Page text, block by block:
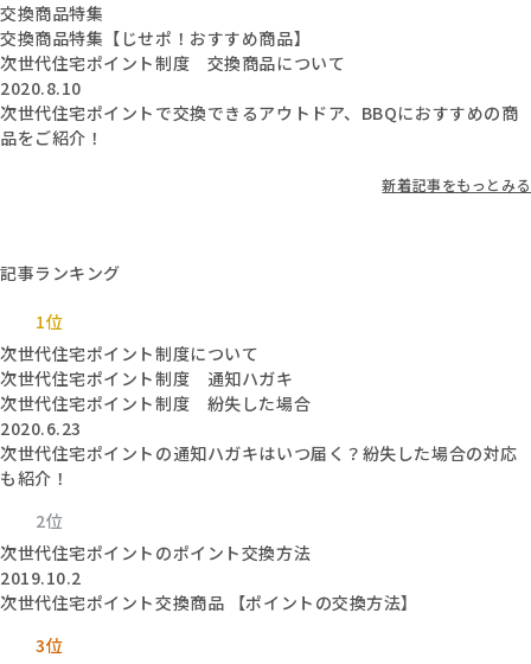
交換商品特集
交換商品特集【じせポ！おすすめ商品】
次世代住宅ポイント制度 交換商品について
2020.8.10
次世代住宅ポイントで交換できるアウトドア、BBQにおすすめの商
品をご紹介！
新着記事をもっとみる
記事ランキング
1位
次世代住宅ポイント制度について
次世代住宅ポイント制度 通知ハガキ
次世代住宅ポイント制度 紛失した場合
2020.6.23
次世代住宅ポイントの通知ハガキはいつ届く？紛失した場合の対応
も紹介！
2位
次世代住宅ポイントのポイント交換方法
2019.10.2
次世代住宅ポイント交換商品 【ポイントの交換方法】
3位